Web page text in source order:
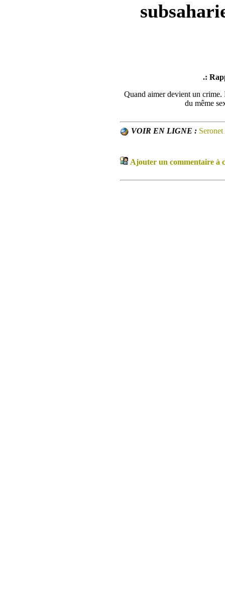
.:
Quand aimer devient un crime.
du même
VOIR EN LIGNE : Seronet
Ajouter un commentaire à